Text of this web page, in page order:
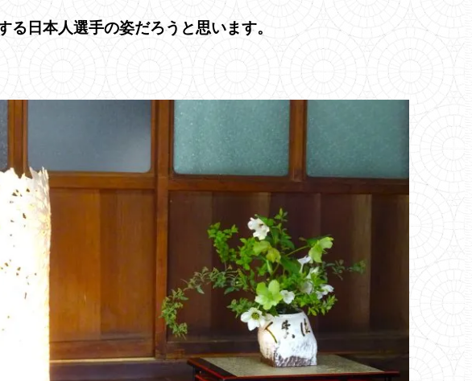
る日本人選手の姿だろうと思います。